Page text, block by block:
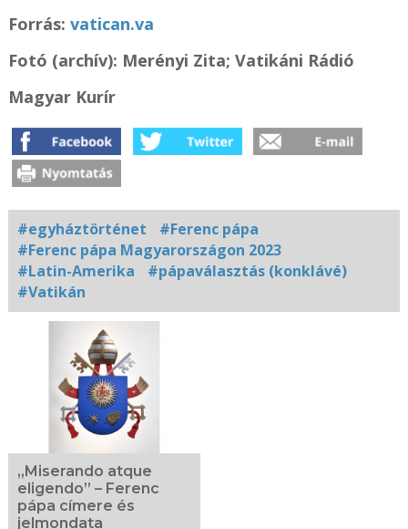
Forrás: vatican.va
Fotó (archív): Merényi Zita; Vatikáni Rádió
Magyar Kurír
#egyháztörténet
#Ferenc pápa
#Ferenc pápa Magyarországon 2023
#Latin-Amerika
#pápaválasztás (konklávé)
#Vatikán
Kapcsolódó
fotógaléria
„Miserando atque
eligendo” – Ferenc
pápa címere és
jelmondata